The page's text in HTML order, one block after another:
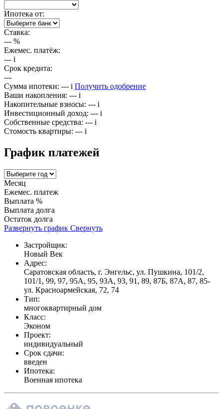
Ипотека от:
Ставка:
--- %
Ежемес. платёж:
--- i
Срок кредита:
---
Сумма ипотеки: --- i Получить одобрение
Ваши накопления: --- i
Накопительные взносы: --- i
Инвестиционный доход: --- i
Собственные средства: --- i
Стомость квартиры: --- i
График платежей
Месяц
Ежемес. платеж
Выплата %
Выплата долга
Остаток долга
Развернуть график Свернуть
Застройщик:
Новый Век
Адрес:
Саратовская область, г. Энгельс, ул. Пушкина, 101/2,
101/1, 99, 97, 95А, 95, 93А, 93, 91, 89, 87Б, 87А, 87, 85-
ул. Красноармейская, 72, 74
Тип:
многоквартирный дом
Класс:
Эконом
Проект:
индивидуальный
Срок сдачи:
введен
Ипотека:
Военная ипотека